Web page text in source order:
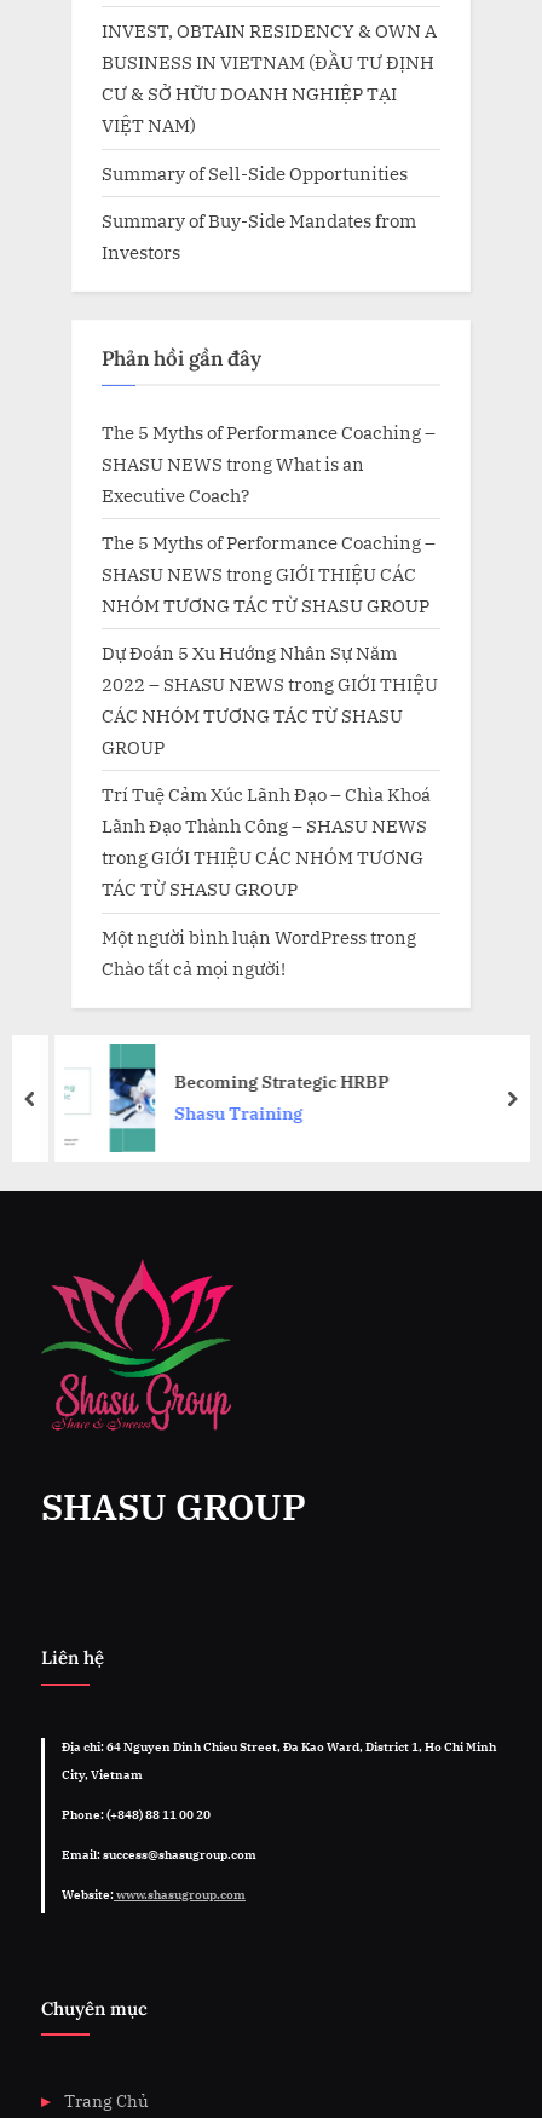
INVEST, OBTAIN RESIDENCY & OWN A
BUSINESS IN VIETNAM (ĐẦU TƯ ĐỊNH
CƯ & SỞ HỮU DOANH NGHIỆP TẠI
VIỆT NAM)
Summary of Sell-Side Opportunities
Summary of Buy-Side Mandates from
Investors
Phản hồi gần đây
The 5 Myths of Performance Coaching –
SHASU NEWS trongWhat is an
Executive Coach?
The 5 Myths of Performance Coaching –
SHASU NEWS trongGIỚI THIỆU CÁC
NHÓM TƯƠNG TÁC TỪ SHASU GROUP
Dự Đoán 5 Xu Hướng Nhân Sự Năm
2022 – SHASU NEWS trongGIỚI THIỆU
CÁC NHÓM TƯƠNG TÁC TỪ SHASU
GROUP
Trí Tuệ Cảm Xúc Lãnh Đạo – Chìa Khoá
Lãnh Đạo Thành Công – SHASU NEWS
trongGIỚI THIỆU CÁC NHÓM TƯƠNG
TÁC TỪ SHASU GROUP
Một người bình luận WordPresstrong
Chào tất cả mọi người!
Becoming Strategic HRBP
Shasu Training
prev
SHASU GROUP
Liên hệ
Địa chỉ: 64 Nguyen Dinh Chieu Street, Đa Kao Ward, District 1, Ho Chi Minh
City, Vietnam
Phone: (+848) 88 11 00 20
Email: success@shasugroup.com
Website:www.shasugroup.com
Chuyên mục
Trang Chủ